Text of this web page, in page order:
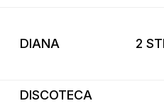
DIANA 2
DISCOTECA